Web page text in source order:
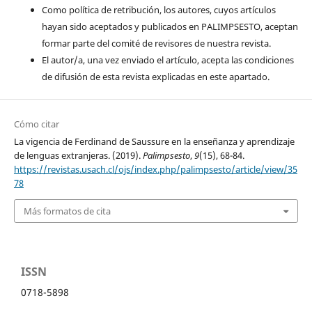
Como política de retribución, los autores, cuyos artículos
hayan sido aceptados y publicados en PALIMPSESTO, aceptan
formar parte del comité de revisores de nuestra revista.
El autor/a, una vez enviado el artículo, acepta las condiciones
de difusión de esta revista explicadas en este apartado.
Cómo citar
La vigencia de Ferdinand de Saussure en la enseñanza y aprendizaje
de lenguas extranjeras. (2019).Palimpsesto,9(15), 68-84.
https://revistas.usach.cl/ojs/index.php/palimpsesto/article/view/35
78
Más formatos de cita
ISSN
0718-5898